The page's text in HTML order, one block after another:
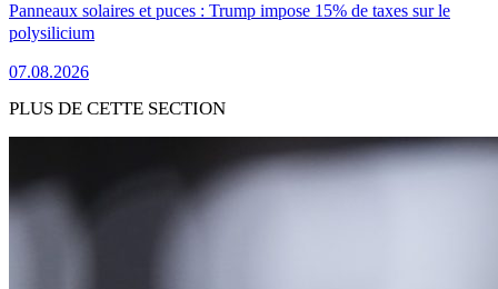
Panneaux solaires et puces : Trump impose 15% de taxes sur le
polysilicium
07.08.2026
PLUS DE CETTE SECTION